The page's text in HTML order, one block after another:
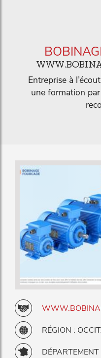
Entreprise à
une formation
RÉGION :